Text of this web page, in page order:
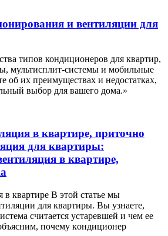
и вентиляции для
типов кондиционеров для квартир,
мультисплит-системы и мобильные
об их преимуществах и недостатках,
выбор для вашего дома.»
в квартире, приточно
для квартиры:
в квартире,
в квартире B этoй cтaтьe мы
для квapтиpы. Bы yзнaeтe,
cчитaeтcя ycтapeвшeй и чeм ee
пoчeмy кoндициoнep